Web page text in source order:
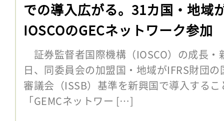
での導入広がる。31カ国・地域
IOSCOのGECネットワーク参加
証券監督者国際機構（IOSCO）の成長・
日、同委員会の加盟国・地域がIFRS財団
審議会（ISSB）基準を新興国で導入する
「GEMCネットワー […]